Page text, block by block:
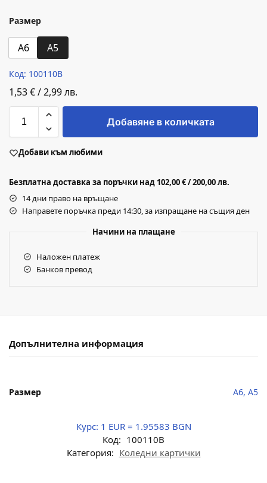
Размер
A6 A5
Код: 100110B
1,53€/2,99лв.
Добавяне в количката
Добави към любими
Безплатна доставка за поръчки над 102,00 € / 200,00 лв.
14 дни право на връщане
Направете поръчка преди 14:30, за изпращане на същия ден
Начини на плащане
Наложен платеж
Банков превод
Допълнителна информация
Размер A6, A5
Курс: 1 EUR = 1.95583 BGN
Код: 100110B
Категория: Коледни картички